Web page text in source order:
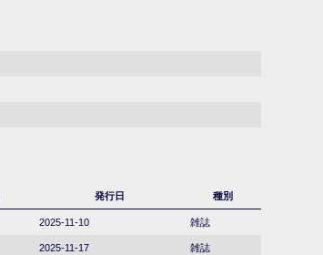
発行日 種別
2025-11-10 雑誌
2025-11-17 雑誌